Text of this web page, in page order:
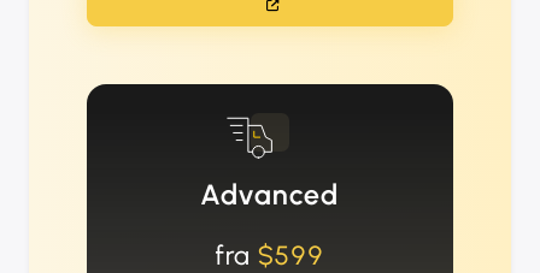
Advanced
fra $599